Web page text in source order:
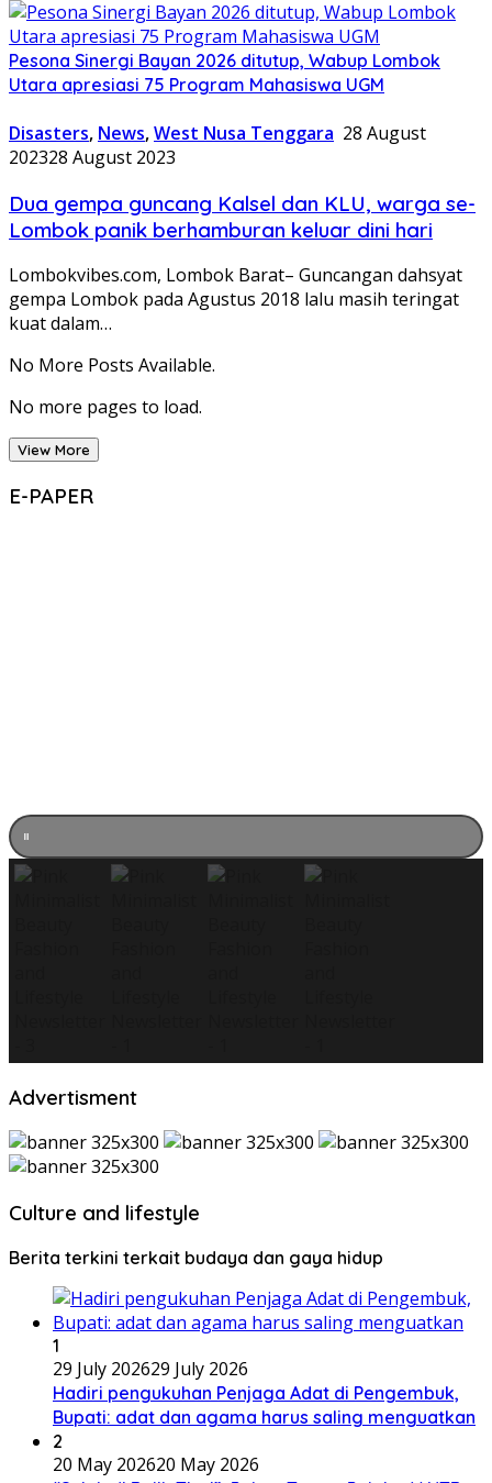
Pesona Sinergi Bayan 2026 ditutup, Wabup Lombok
Utara apresiasi 75 Program Mahasiswa UGM
Disasters, News,West Nusa Tenggara 28 August
202328 August 2023
Dua gempa guncang Kalsel dan KLU, warga se-
Lombok panik berhamburan keluar dini hari
Lombokvibes.com, Lombok Barat– Guncangan dahsyat
gempa Lombok pada Agustus 2018 lalu masih teringat
kuat dalam…
No More Posts Available.
No more pages to load.
View More
E-PAPER
Advertisment
Culture and lifestyle
Berita terkini terkait budaya dan gaya hidup
1
29 July 202629 July 2026
Hadiri pengukuhan Penjaga Adat di Pengembuk,
Bupati: adat dan agama harus saling menguatkan
2
20 May 202620 May 2026